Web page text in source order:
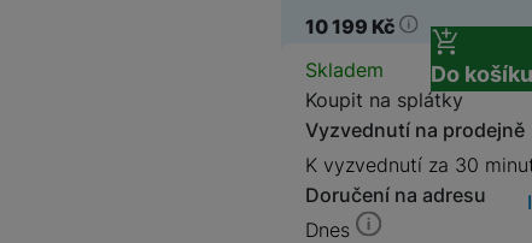
Pojištění Space care 2
Prodloužená záruka 2 rok
1 549Kč
Prodloužená záruka 3 rok
2 099Kč
Prodloužená možnost
10 199 Kč
Do košíku
Skladem
Koupit na splátky
Vyzvednutí na prodejně
K vyzvednutí za 30
Doručení na adresu
Dnes